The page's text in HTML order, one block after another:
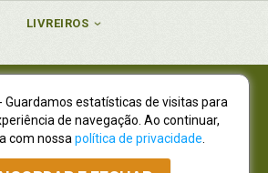
LIVREIROS
Ltda., CNPJ 77.535.508/0001-19
Ltda., CNPJ 01.701.561/0001-80
R. Flávio Dallegrave, 7665, São Lourenço |
- Paraná - CEP 82210-310
- Guardamos estatísticas de visitas para
de navegação. Ao continuar,
com nossa política de privacidade